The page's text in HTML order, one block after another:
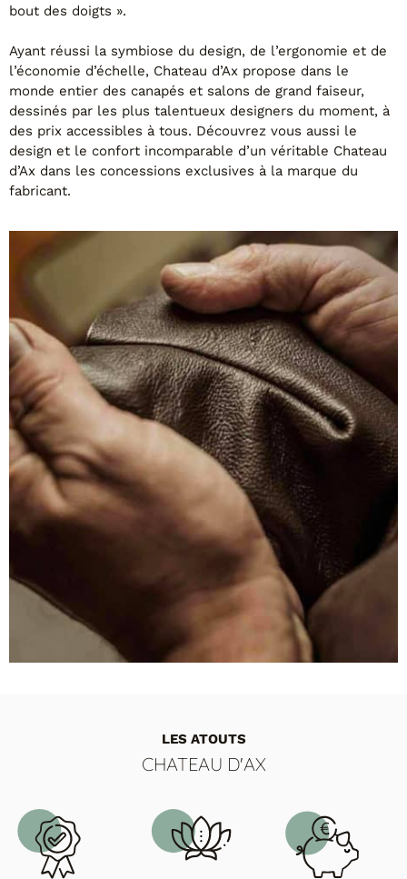
bout des doigts ».
Ayant réussi la symbiose du design, de l’ergonomie et de
l’économie d’échelle, Chateau d’Ax propose dans le
monde entier des canapés et salons de grand faiseur,
dessinés par les plus talentueux designers du moment, à
des prix accessibles à tous. Découvrez vous aussi le
design et le confort incomparable d’un véritable Chateau
d’Ax dans les concessions exclusives à la marque du
fabricant.
LES ATOUTS
CHATEAU D'AX